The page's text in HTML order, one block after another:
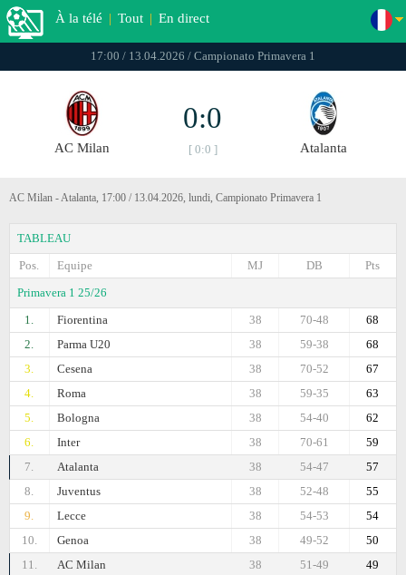
À la télé | Tout | En direct
17:00 / 13.04.2026 / Campionato Primavera 1
AC Milan
0:0
[ 0:0 ] Atalanta
AC Milan - Atalanta, 17:00 / 13.04.2026, lundi, Campionato Primavera 1
TABLEAU
Pos.
Equipe Pts
DB
MJ
Primavera 1 25/26
1.
Fiorentina 68
70-48
38
2.
Parma U20 68
59-38
38
3.
Cesena 67
70-52
38
4.
Roma 63
59-35
38
5.
Bologna 62
54-40
38
6.
Inter 59
70-61
38
7.
Atalanta 57
54-47
38
8.
Juventus 55
52-48
38
9.
Lecce 54
54-53
38
10.
Genoa 50
49-52
38
11.
AC Milan 49
51-49
38